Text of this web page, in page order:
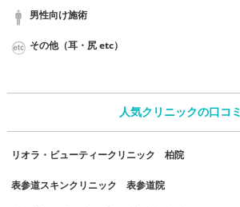
男性向け施術
その他（耳・尻 etc）
人気クリニックの口コミ
リオラ・ビューティークリニック 柏院
表参道スキンクリニック 表参道院